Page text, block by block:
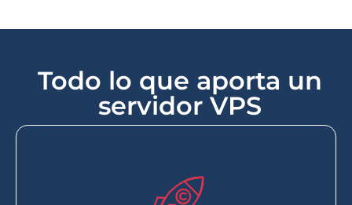
Todo lo que aporta un
servidor VPS